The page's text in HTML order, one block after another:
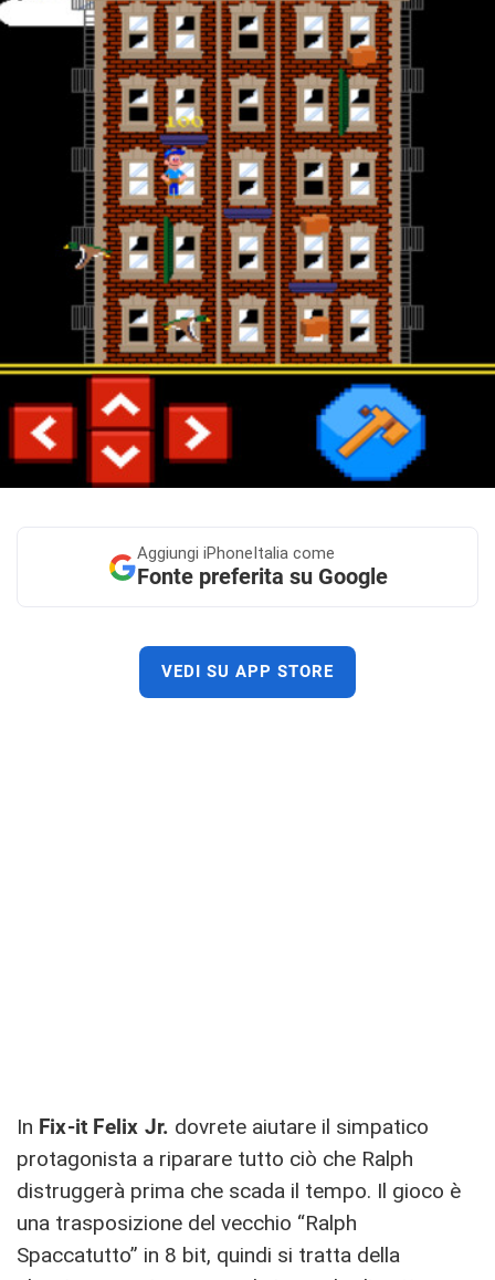
Aggiungi iPhoneItalia come
Fonte preferita su Google
VEDI SU APP STORE
In Fix-it Felix Jr. dovrete aiutare il simpatico
protagonista a riparare tutto ciò che Ralph
distruggerà prima che scada il tempo. Il gioco è
una trasposizione del vecchio “Ralph
Spaccatutto” in 8 bit, quindi si tratta della